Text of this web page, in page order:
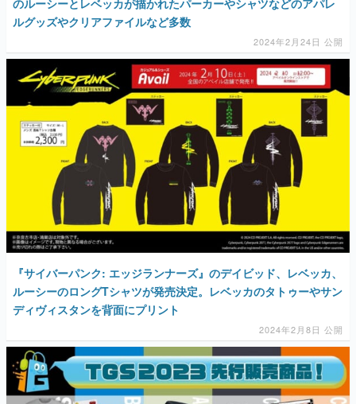
のルーシーとレベッカが描かれたパーカーやシャツなどのアパレ
ルグッズやクリアファイルなど多数
2024年2月24日 公開
『サイバーパンク: エッジランナーズ』のデイビッド、レベッカ、
ルーシーのロングTシャツが発売決定。レベッカのタトゥーやサン
ディヴィスタンを背面にプリント
2024年2月8日 公開